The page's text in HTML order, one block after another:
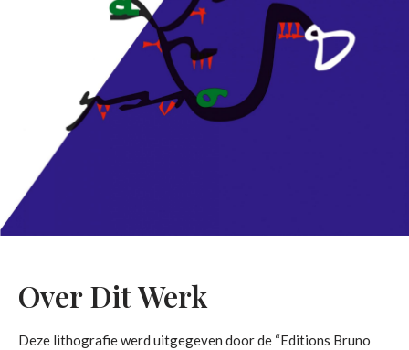
Over Dit Werk
Deze lithografie werd uitgegeven door de “Editions Bruno